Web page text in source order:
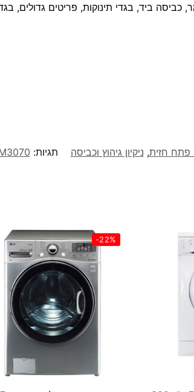
פתח חזית, ניקיון גיהוץ וכביסה תגיות:
-22%